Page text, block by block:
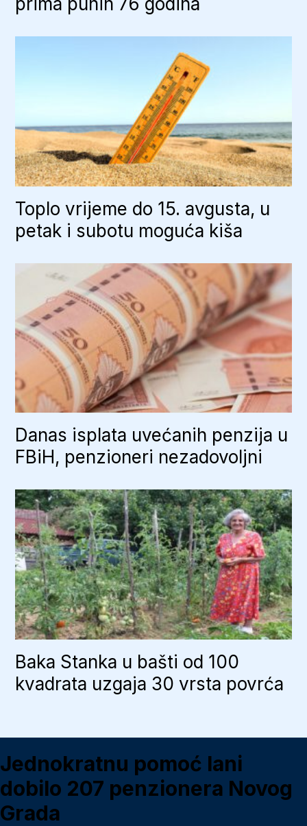
Toplo vrijeme do 15. avgusta, u
petak i subotu moguća kiša
Danas isplata uvećanih penzija u
FBiH, penzioneri nezadovoljni
Baka Stanka u bašti od 100
kvadrata uzgaja 30 vrsta povrća
Jednokratnu pomoć lani
dobilo 207 penzionera Novog
Grada